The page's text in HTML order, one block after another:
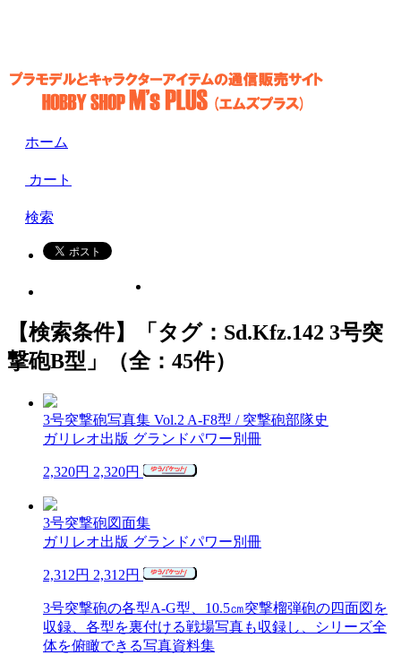
ホーム
カート
検索
【検索条件】「タグ：Sd.Kfz.142 3号突
撃砲B型」（全：45件）
3号突撃砲写真集 Vol.2 A-F8型 / 突撃砲部隊史
ガリレオ出版 グランドパワー別冊
2,320円 2,320円
3号突撃砲図面集
ガリレオ出版 グランドパワー別冊
2,312円 2,312円
3号突撃砲の各型A-G型、10.5㎝突撃榴弾砲の四面図を
収録、各型を裏付ける戦場写真も収録し、シリーズ全
体を俯瞰できる写真資料集